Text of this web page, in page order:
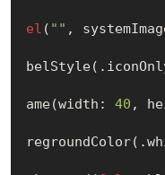
el ( "" ,
ame(width: 40 ,